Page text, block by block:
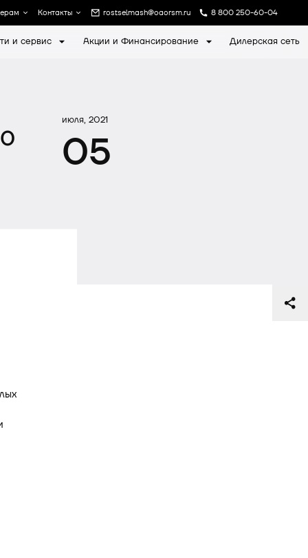
Контакты rostselmash@oaorsm.ru 8 800 250-60-04
и сервис Акции и Финансирование Дилерская сеть
июля, 2021
05